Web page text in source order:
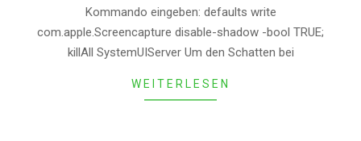
Kommando eingeben: defaults write
com.apple.Screencapture disable-shadow -bool TRUE;
killAll SystemUIServer Um den Schatten bei
WEITERLESEN